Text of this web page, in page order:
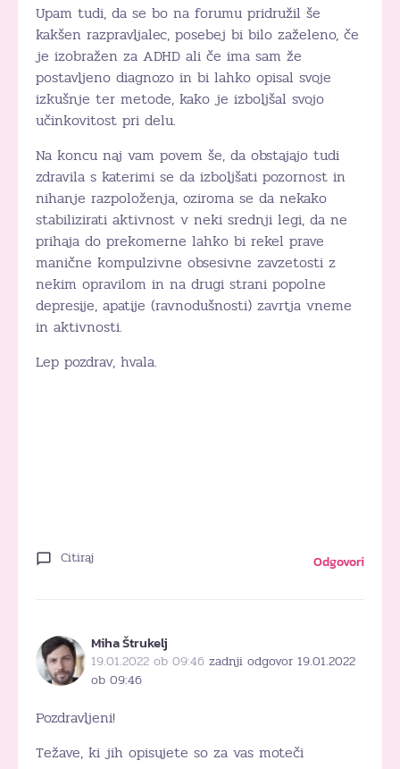
Upam tudi, da se bo na forumu pridružil še
kakšen razpravljalec, posebej bi bilo zaželeno, če
je izobražen za ADHD ali če ima sam že
postavljeno diagnozo in bi lahko opisal svoje
izkušnje ter metode, kako je izboljšal svojo
učinkovitost pri delu.
Na koncu naj vam povem še, da obstajajo tudi
zdravila s katerimi se da izboljšati pozornost in
nihanje razpoloženja, oziroma se da nekako
stabilizirati aktivnost v neki srednji legi, da ne
prihaja do prekomerne lahko bi rekel prave
manične kompulzivne obsesivne zavzetosti z
nekim opravilom in na drugi strani popolne
depresije, apatije (ravnodušnosti) zavrtja vneme
in aktivnosti.
Lep pozdrav, hvala.
Citiraj Odgovori
Miha Štrukelj
19.01.2022 ob 09:46 zadnji odgovor 19.01.2022
ob 09:46
Pozdravljeni!
Težave, ki jih opisujete so za vas moteči